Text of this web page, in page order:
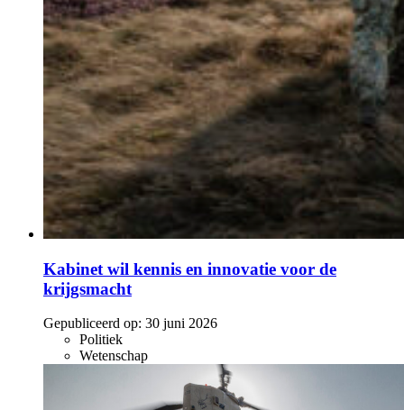
Kabinet wil kennis en innovatie voor de
krijgsmacht
Gepubliceerd op: 30 juni 2026
Politiek
Wetenschap